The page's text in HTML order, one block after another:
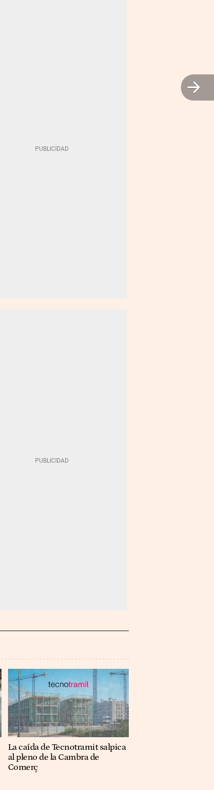
La caída de Tecnotramit salpica
al pleno de la Cambra de
Comerç